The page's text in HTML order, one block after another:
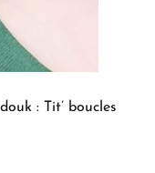
: Tit’ boucles